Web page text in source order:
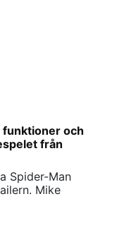
funktioner och
från
Spider-Man
Mike